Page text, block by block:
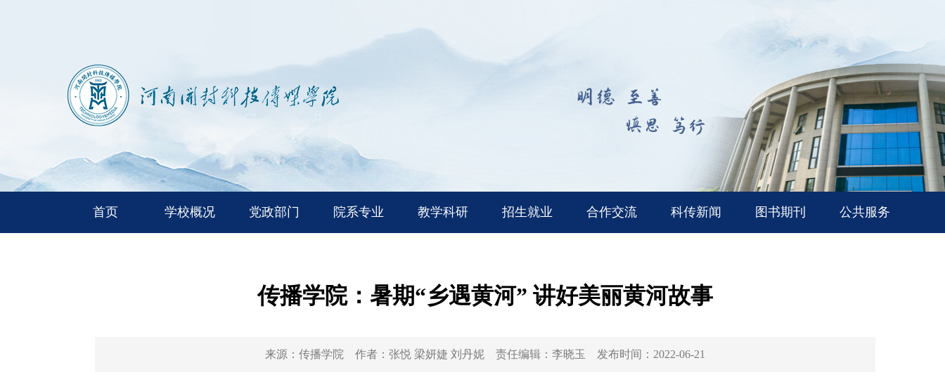
首页 学校概况 党政部门 院系专业 教学科研 招生就业 合作交流 科传新闻 图书期刊 公共服务
传播学院：暑期“乡遇黄河” 讲好美丽黄河故事
来源： 传播学院 作者： 张悦 梁妍婕 刘丹妮 责任编辑： 李晓玉 发布时间： 2022-06-21